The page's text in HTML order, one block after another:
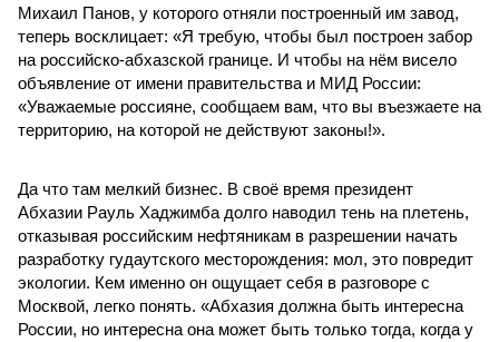
Михаил Панов, у которого отняли построенный им завод,
теперь восклицает: «Я требую, чтобы был построен забор
на российско-абхазской границе. И чтобы на нём висело
объявление от имени правительства и МИД России:
«Уважаемые россияне, сообщаем вам, что вы въезжаете на
территорию, на которой не действуют законы!».
Да что там мелкий бизнес. В своё время президент
Абхазии Рауль Хаджимба долго наводил тень на плетень,
отказывая российским нефтяникам в разрешении начать
разработку гудаутского месторождения: мол, это повредит
экологии. Кем именно он ощущает себя в разговоре с
Москвой, легко понять. «Абхазия должна быть интересна
России, но интересна она может быть только тогда, когда у